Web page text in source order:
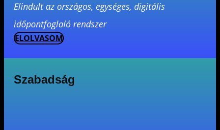
Elindult az országos, egységes, digitális
időpontfoglaló rendszer
ELOLVASOM
Szabadság